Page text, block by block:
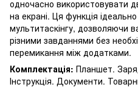
одночасно використовувати
на екрані. Ця функція
мультитаскінгу, дозволяючи
різними завданнями без
перемикання між додатками.
Комплектація: Планшет.
Інструкція. Документи.